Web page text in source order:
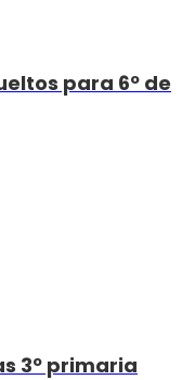
para 6º de
3º primaria